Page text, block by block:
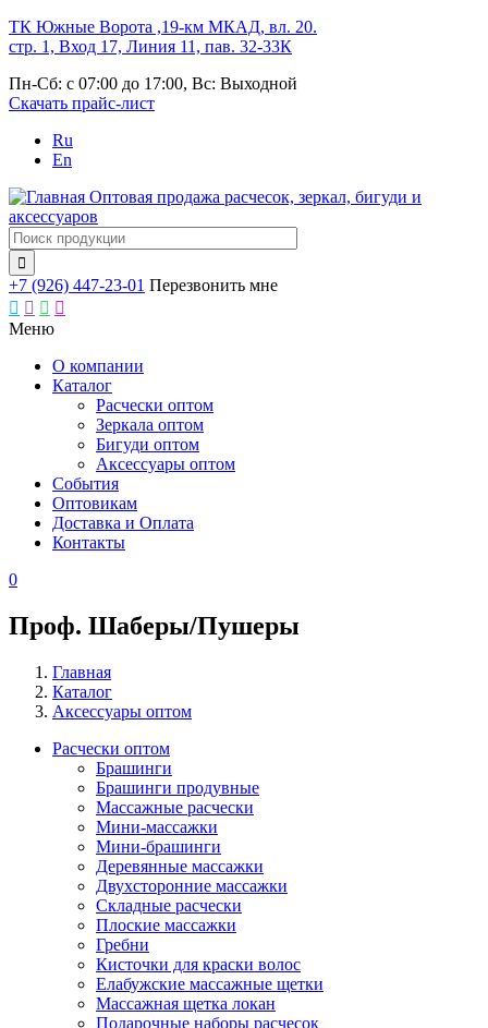
Перейти
к
содержанию
ТК Южные Ворота ,19-км МКАД, вл. 20.
стр. 1, Вход 17, Линия 11, пав. 32-33К
Пн-Сб: с 07:00 до 17:00, Вс: Выходной
Скачать прайс-лист
Ru
En
Оптовая продажа расчесок, зеркал, бигуди и
аксессуаров

+7 (926) 447-23-01 Перезвонить мне
   
Меню
Основная
навигация
О компании
Каталог
Расчески оптом
Зеркала оптом
Бигуди оптом
Аксессуары оптом
События
Оптовикам
Доставка и Оплата
Контакты
0
Проф. Шаберы/Пушеры
Строка
навигации
Главная
Каталог
Аксессуары оптом
Каталог
сайдбар
каталоге
Расчески оптом
Брашинги
Брашинги продувные
Mассажные расчески
Mини-массажки
Мини-брашинги
Деревянные массажки
Двухсторонние массажки
Складные расчески
Плоские массажки
Гребни
Кисточки для краски волос
Елабужские массажные щетки
Массажная щетка локан
Подарочные наборы расчесок